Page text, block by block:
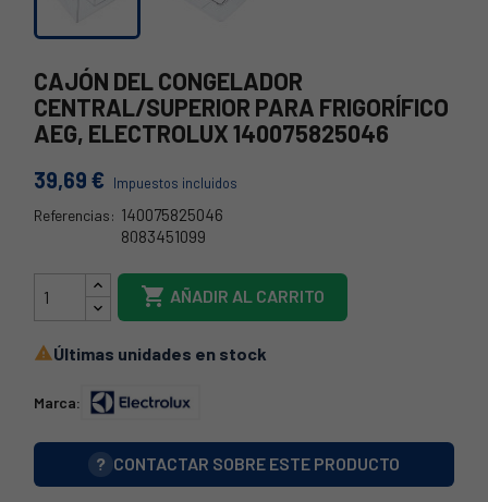
CAJÓN DEL CONGELADOR
CENTRAL/SUPERIOR PARA FRIGORÍFICO
AEG, ELECTROLUX 140075825046
39,69 € Impuestos incluidos
Referencias: 140075825046
8083451099
140075825046
 AÑADIR AL CARRITO
Últimas unidades en stock
Marca:
? CONTACTAR SOBRE ESTE PRODUCTO